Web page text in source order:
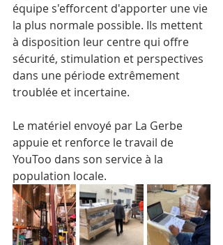
équipe s'efforcent d'apporter une vie
la plus normale possible. Ils mettent
à disposition leur centre qui offre
sécurité, stimulation et perspectives
dans une période extrêmement
troublée et incertaine.
Le matériel envoyé par La Gerbe
appuie et renforce le travail de
YouToo dans son service à la
population locale.